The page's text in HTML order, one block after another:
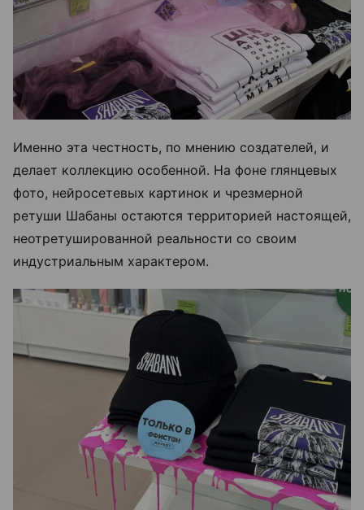
Именно эта честность, по мнению создателей, и
делает коллекцию особенной. На фоне глянцевых
фото, нейросетевых картинок и чрезмерной
ретуши Шабаны остаются территорией настоящей,
неотретушированной реальности со своим
индустриальным характером.